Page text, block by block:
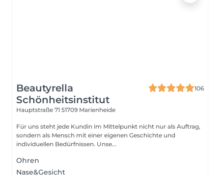
Beautyrella
Schönheitsinstitut
106
Hauptstraße 71 51709 Marienheide
Für uns steht jede Kundin im Mittelpunkt nicht nur als Auftrag,
sondern als Mensch mit einer eigenen Geschichte und
individuellen Bedürfnissen. Unse...
Ohren
Nase&Gesicht